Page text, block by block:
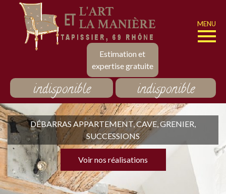
Estimation et
expertise gratuite
MENU
indisponible indisponible
DÉBARRAS APPARTEMENT, CAVE, GRENIER,
SUCCESSIONS
Voir nos réalisations